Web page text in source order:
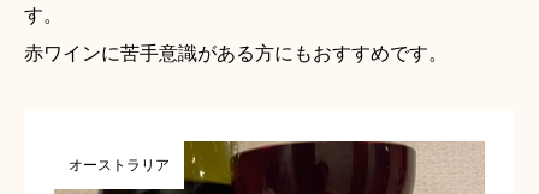
す。
赤ワインに苦手意識がある方にもおすすめです。
オーストラリア